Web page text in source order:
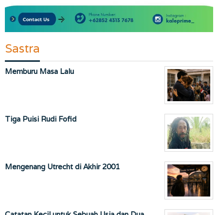
Sastra
Memburu Masa Lalu
Tiga Puisi Rudi Fofid
Mengenang Utrecht di Akhir 2001